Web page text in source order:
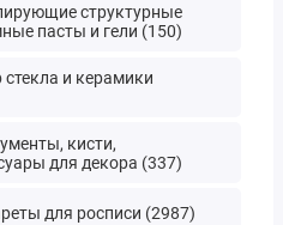
структурные
пасты и гели (150)
стекла и керамики
кисти,
для декора (337)
для росписи (2987)